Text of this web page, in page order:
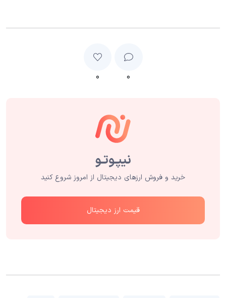
۰ ۰
خرید و فروش ارزهای دیجیتال از امروز شروع کنید
قیمت ارز دیجیتال